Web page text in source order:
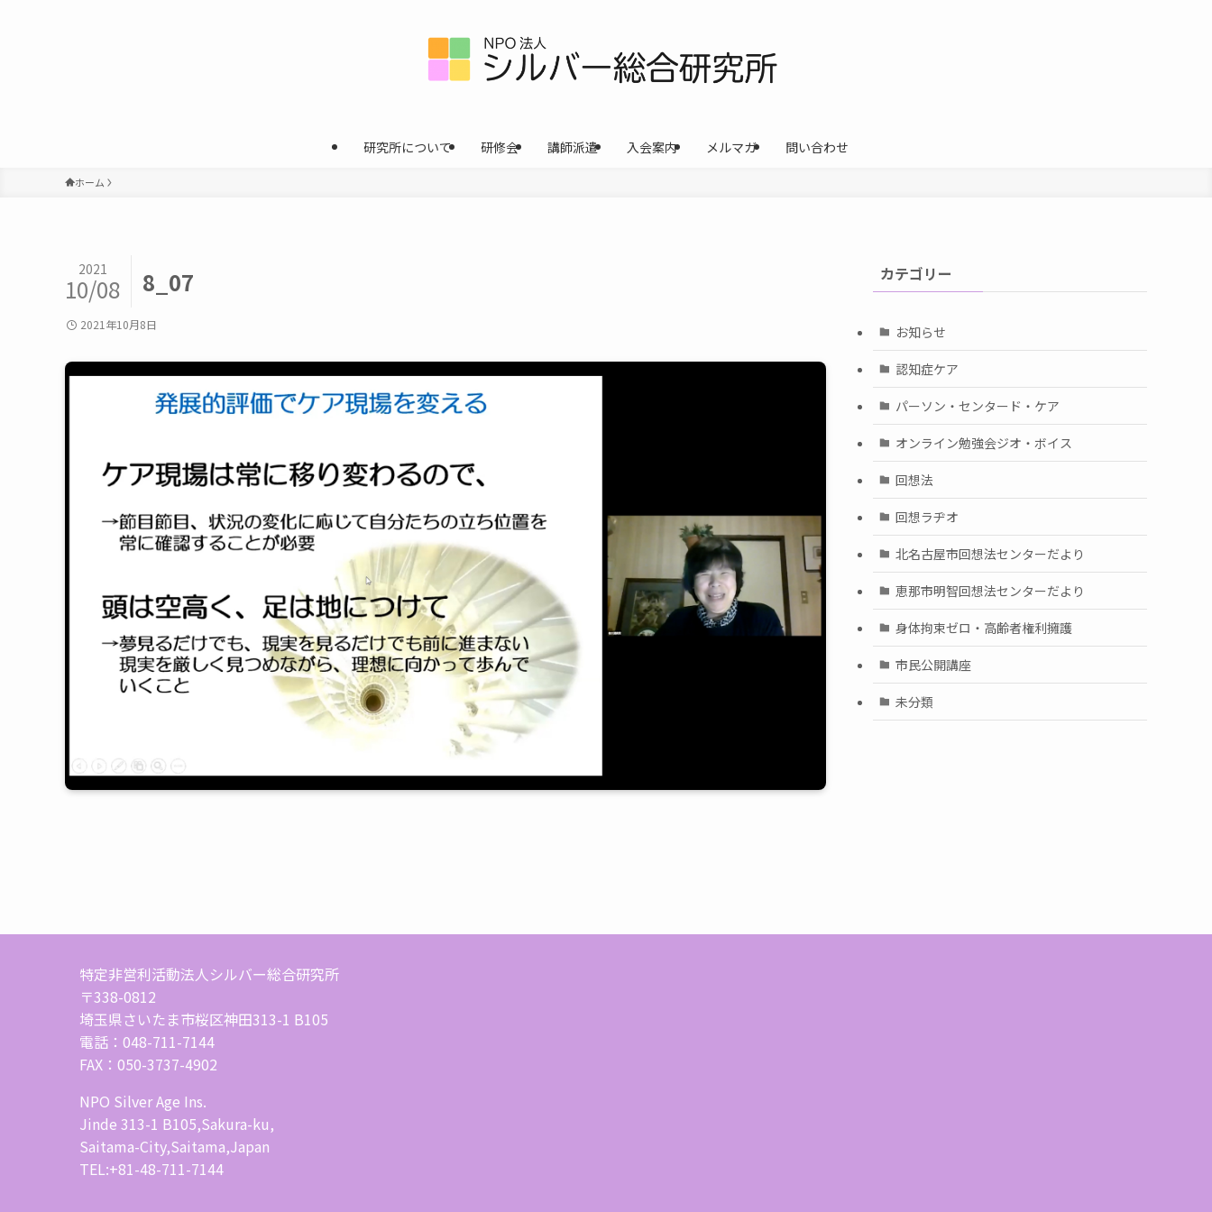
研究所について 研修会 講師派遣 入会案内 メルマガ 問い合わせ
ホーム
8_07
2021
10/08
2021年10月8日
カテゴリー
お知らせ
認知症ケア
パーソン・センタード・ケア
オンライン勉強会ジオ・ボイス
回想法
回想ラヂオ
北名古屋市回想法センターだより
恵那市明智回想法センターだより
身体拘束ゼロ・高齢者権利擁護
市民公開講座
未分類
特定非営利活動法人シルバー総合研究所
〒338-0812
埼玉県さいたま市桜区神田313-1 B105
電話：048-711-7144
FAX：050-3737-4902
NPO Silver Age Ins.
Jinde 313-1 B105,Sakura-ku,
Saitama-City,Saitama,Japan
TEL:+81-48-711-7144